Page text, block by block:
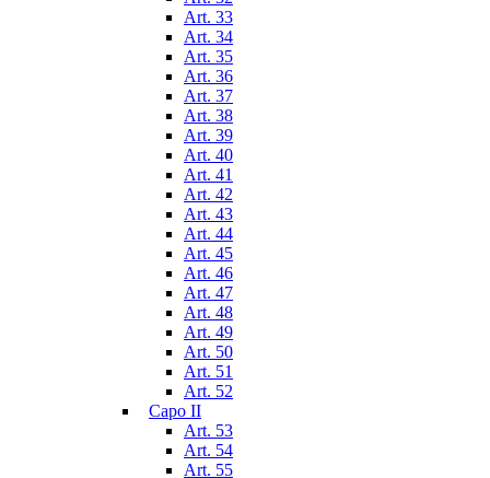
Art. 33
Art. 34
Art. 35
Art. 36
Art. 37
Art. 38
Art. 39
Art. 40
Art. 41
Art. 42
Art. 43
Art. 44
Art. 45
Art. 46
Art. 47
Art. 48
Art. 49
Art. 50
Art. 51
Art. 52
Capo II
Art. 53
Art. 54
Art. 55